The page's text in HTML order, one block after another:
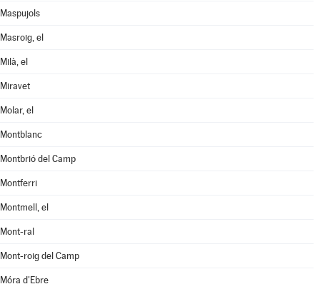
Maspujols
Masroig, el
Milà, el
Miravet
Molar, el
Montblanc
Montbrió del Camp
Montferri
Montmell, el
Mont-ral
Mont-roig del Camp
Móra d'Ebre